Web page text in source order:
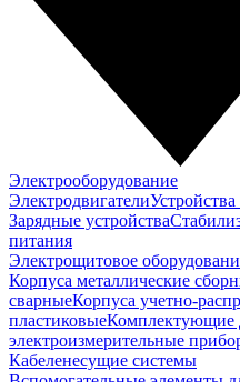
Электрооборудование
Электродвигатели
Зарядные устройства
питания
Электрощитовое
Корпуса металлические
сварныеКорпуса учетно-
пластиковыеКомплектующие
электроизмерительные
Кабеленесущие системы